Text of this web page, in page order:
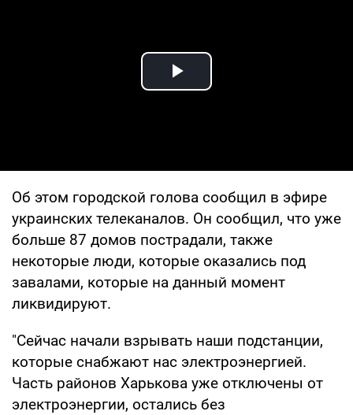
Play Video
Об этом городской голова сообщил в эфире
украинских телеканалов. Он сообщил, что уже
больше 87 домов пострадали, также
некоторые люди, которые оказались под
завалами, которые на данный момент
ликвидируют.
"Сейчас начали взрывать наши подстанции,
которые снабжают нас электроэнергией.
Часть районов Харькова уже отключены от
электроэнергии, остались без